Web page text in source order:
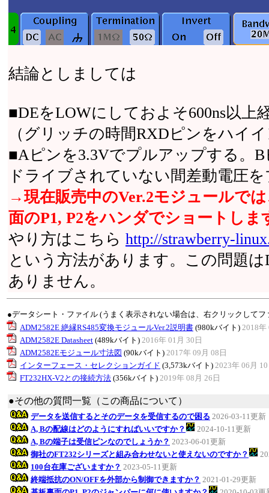
結論としましては
■DEをLOWにしておよそ600ns以上
（グリッチの時間RXDピンをハイ
■Aピンを3.3Vでプルアップする。
ドライブされていない間差動電圧
→現在販売中のVer.2モジュールで
面のP1, P2をハンダでショートし
やり方はこちら http://strawberry-
という方法があります。この問題
ありません。
●データシート・ファイル (うまく表示されない場合は、右クリックして
ADM2582E 絶縁RS485変換モジュールVer.2説明書 (980kバイト) 2018年
ADM2582E Datasheet (489kバイト) 2016年 01月 30日
ADM2582Eモジュール寸法図 (90kバイト) 2017年 09月 08日
インターフェース・セレクションガイド (3,573kバイト) 2023年 06月
FT232HX-V2との接続方法 (356kバイト) 2019年 08月 26日
●その他の質問一覧（この商品について）
データを送信するとそのデータを受信するので困る 2026-03-11更新
A, Bの配線はどのようにすればいいですか？
2024-10-11更新
A, Bの端子は受信ピンなのでしょうか？ 2023-06-01更新
御社のFT232シリーズと組み合わせないと使えないのですか？
100台在庫ございますか？ 2023-05-11更新
終端抵抗のON/OFFを外部から制御できますか？ 2021-01-29更新